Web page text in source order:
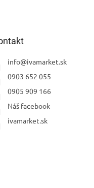
info@ivamarket.sk
0903 652 055
0905 909 166
Náš facebook
ivamarket.sk